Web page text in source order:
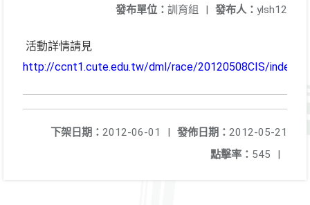
發布人： ylsh12
發布單位： 訓育組 |
活動詳情請見
http://ccnt1.cute.edu.tw/dml/race/20120508CIS/
發佈日期： 2012-05-21
下架日期： 2012-06-01
|
點擊率： 545 |